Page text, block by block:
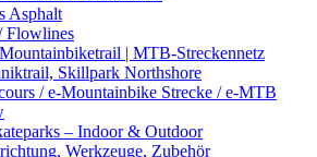
Asphalt
Flowlines
| MTB-Streckennetz
Skillpark Northshore
/ e-Mountainbike Strecke / e-MTB
– Indoor & Outdoor
Werkzeuge, Zubehör